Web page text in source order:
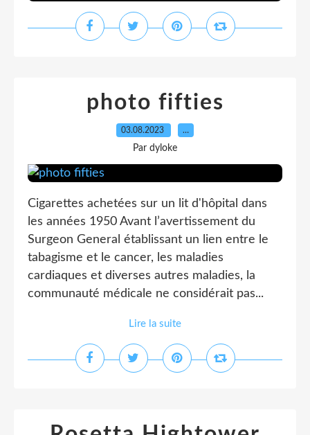
photo fifties
03.08.2023 …
Par dyloke
Cigarettes achetées sur un lit d'hôpital dans
les années 1950 Avant l’avertissement du
Surgeon General établissant un lien entre le
tabagisme et le cancer, les maladies
cardiaques et diverses autres maladies, la
communauté médicale ne considérait pas...
Lire la suite